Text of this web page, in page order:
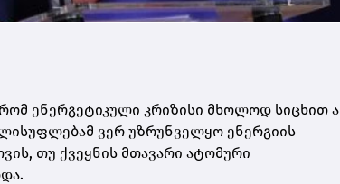
ენერგეტიკული კრიზისი მხოლოდ სიცხით
ვერ უზრუნველყო ენერგიის
თუ ქვეყნის მთავარი ატომური